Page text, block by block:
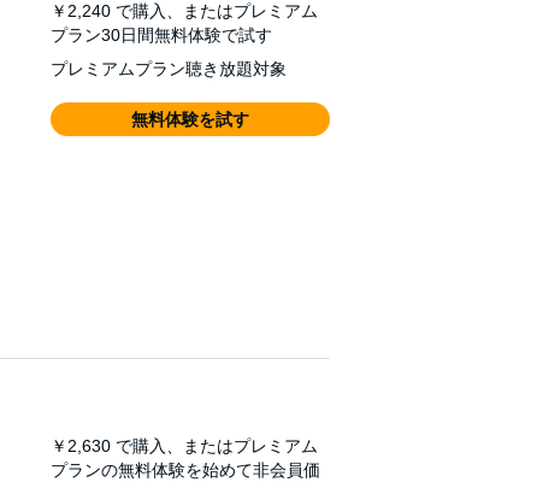
￥2,240 で購入、またはプレミアム
プラン30日間無料体験で試す
プレミアムプラン聴き放題対象
無料体験を試す
￥2,630 で購入、またはプレミアム
プランの無料体験を始めて非会員価